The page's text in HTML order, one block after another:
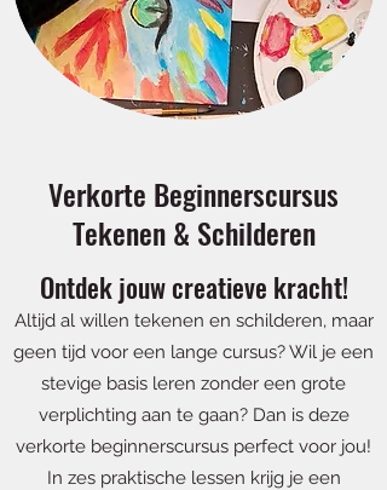
Verkorte Beginnerscursus
Tekenen & Schilderen
Ontdek jouw creatieve kracht!
Altijd al willen tekenen en schilderen, maar
geen tijd voor een lange cursus? Wil je een
stevige basis leren zonder een grote
verplichting aan te gaan? Dan is deze
verkorte beginnerscursus perfect voor jou!
In zes praktische lessen krijg je een